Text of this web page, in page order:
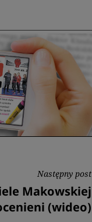
Następny post
Makowskiej
(wideo)